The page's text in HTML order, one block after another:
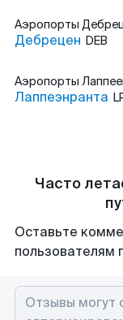
Аэропорты
Дебрецен DEB
Аэропорты
Лаппеэнранта
Часто
Оставьте
пользователям